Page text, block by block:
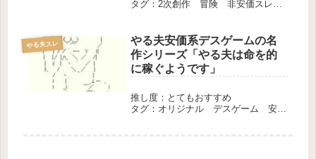
タグ：2次創作 冒険 非安価スレ
やる夫スレ
やる夫安価系デスゲームの名
作シリーズ「やる夫は命を的
に稼ぐようです」
推し度：とてもおすすめ
タグ：オリジナル デスゲーム 安価